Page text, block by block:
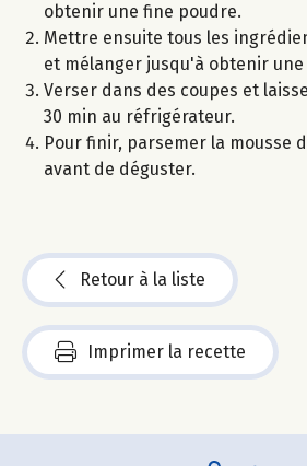
obtenir une fine poudre.
Mettre ensuite tous les
et mélanger jusqu'à obtenir
Verser dans des coupes et
30 min au réfrigérateur.
Pour finir, parsemer la mousse
avant de déguster.
Retour à la liste
Imprimer la recette